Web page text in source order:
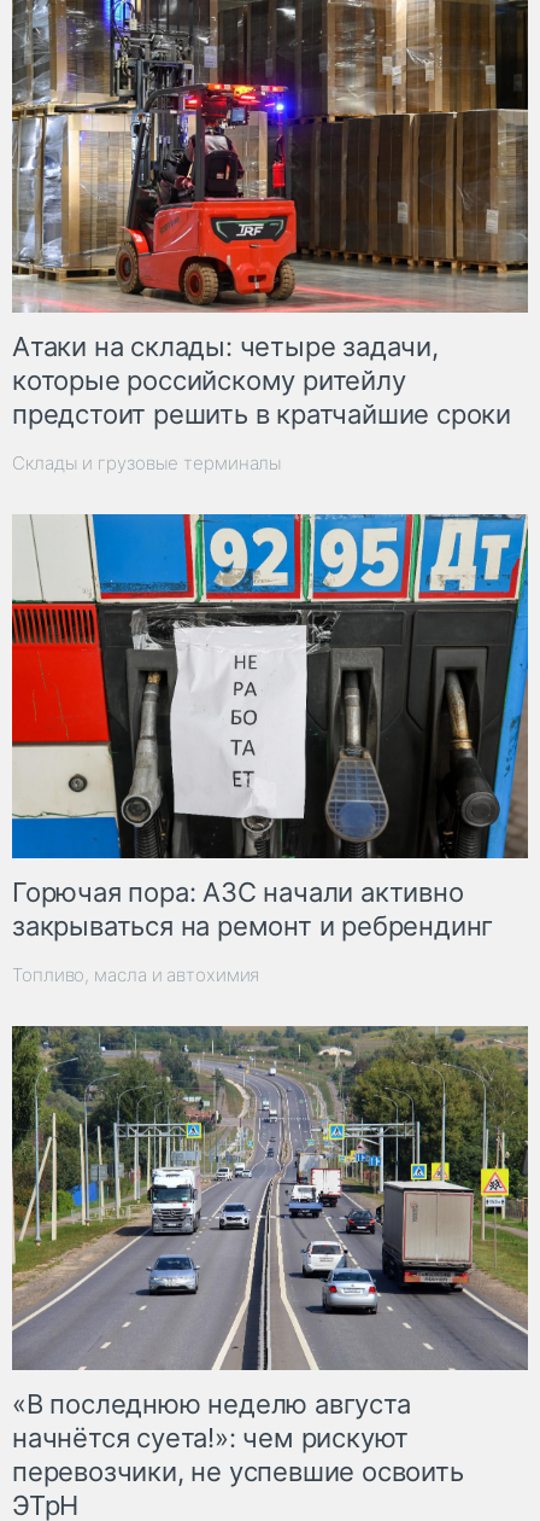
Атаки на склады: четыре задачи,
которые российскому ритейлу
предстоит решить в кратчайшие сроки
Склады и грузовые терминалы
Горючая пора: АЗС начали активно
закрываться на ремонт и ребрендинг
Топливо, масла и автохимия
«В последнюю неделю августа
начнётся суета!»: чем рискуют
перевозчики, не успевшие освоить
ЭТрН